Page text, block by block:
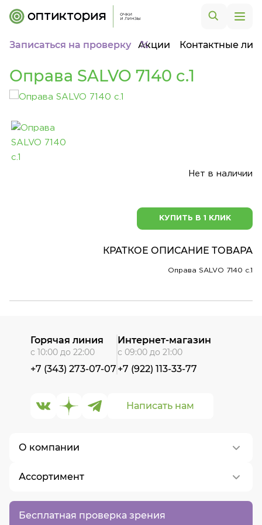
Записаться на проверку Акции Контактные
Оправа SALVO 7140 c.1
Нет в наличии
КУПИТЬ В 1 КЛИК
КРАТКОЕ ОПИСАНИЕ ТОВАРА
Оправа SALVO 7140 c.1
Бесплатная проверка зрения
О компании
О нас
Контакты
Вакансии
Ассортимент
Написать нам
Горячая линия
с 10:00 до 22:00
+7 (343) 273-07-07
Интернет-магазин
с 09:00 до 21:00
+7 (922) 113-33-77